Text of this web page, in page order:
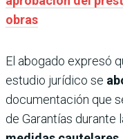
obras
El abogado expresó
estudio jurídico se
documentación que
de Garantías durante